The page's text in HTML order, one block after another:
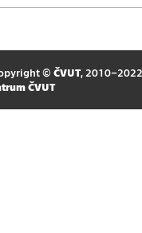
© ČVUT, 2010–2022
ČVUT